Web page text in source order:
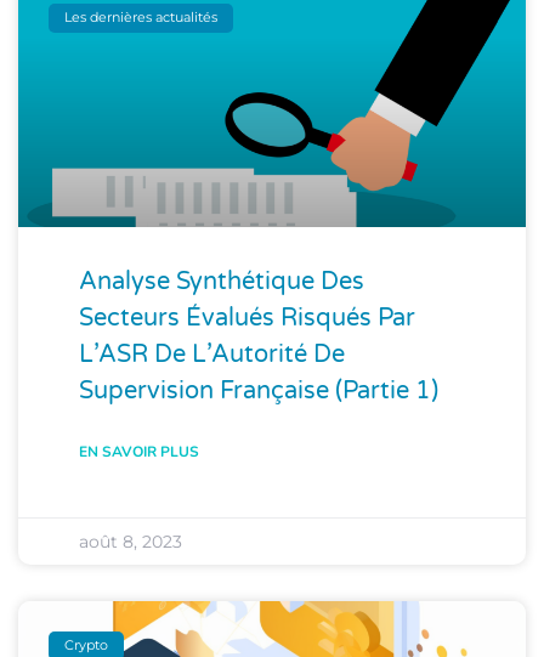
Les dernières actualités
Analyse Synthétique Des
Secteurs Évalués Risqués Par
L’ASR De L’Autorité De
Supervision Française (Partie 1)
EN SAVOIR PLUS
août 8, 2023
Crypto